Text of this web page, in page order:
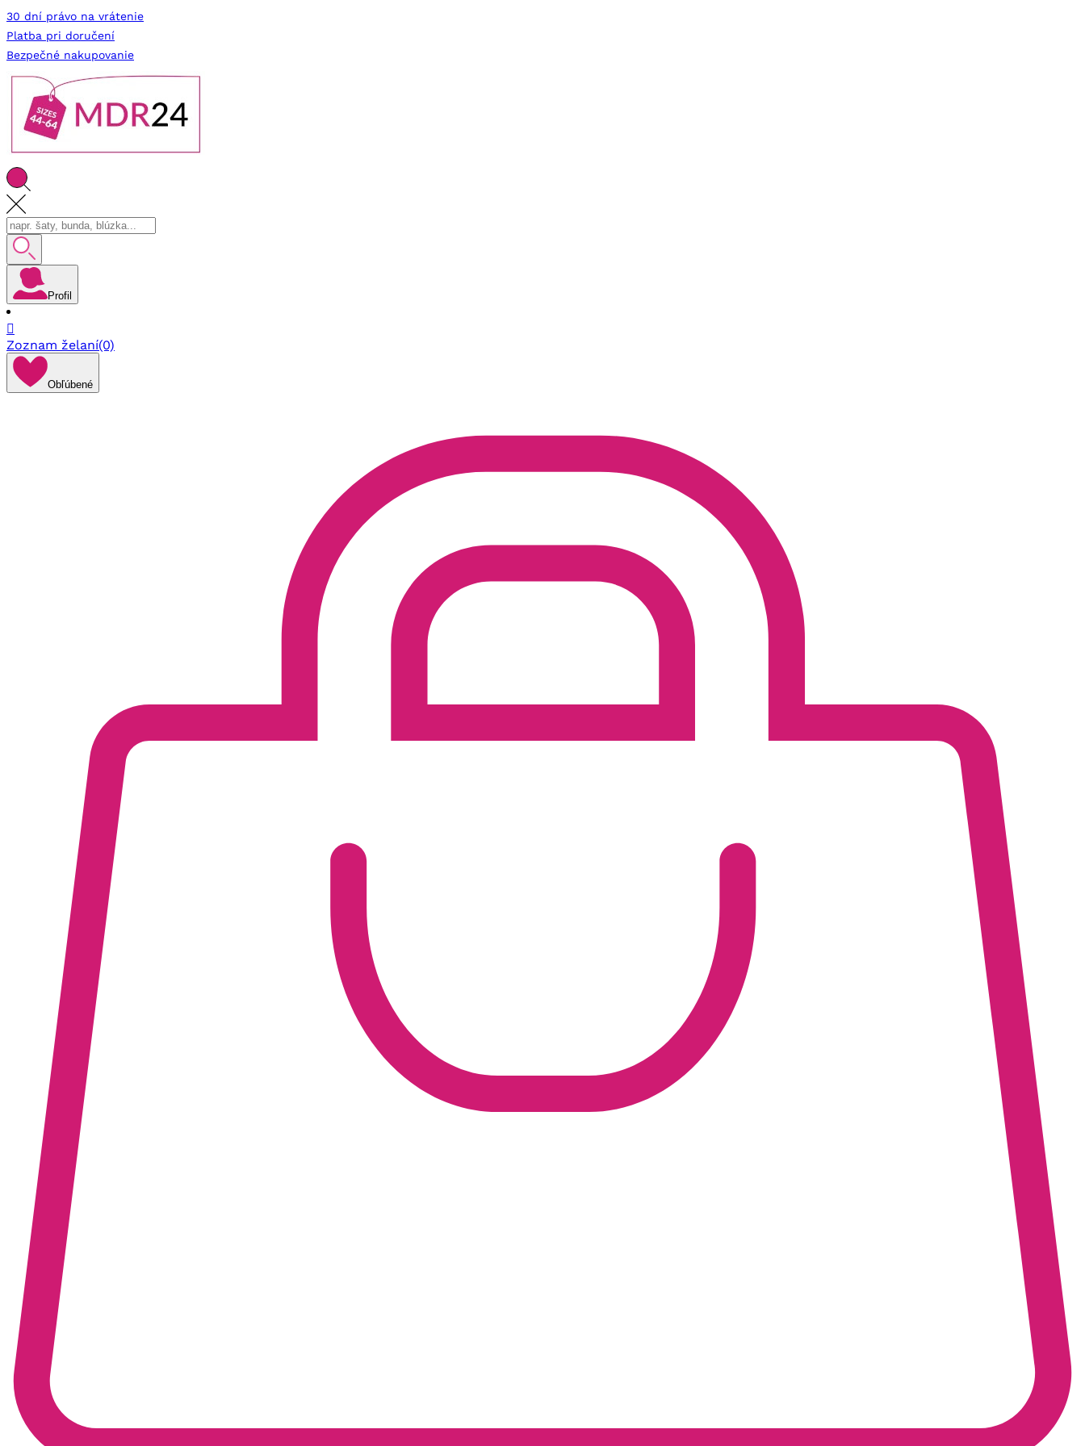
30 dní právo na vrátenie
Platba pri doručení
Bezpečné nakupovanie
Profil

Zoznam želaní(0)
Obľúbené